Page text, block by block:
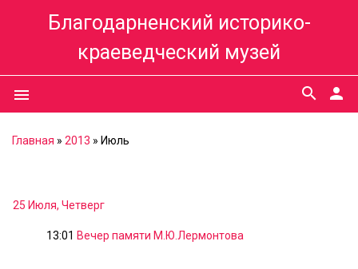
Благодарненский историко-
краеведческий музей
menu person
search
Главная » 2013 » Июль
25 Июля, Четверг
13:01 Вечер памяти М.Ю.Лермонтова